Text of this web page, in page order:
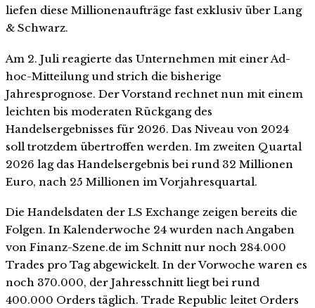
liefen diese Millionenaufträge fast exklusiv über Lang
& Schwarz.
Am 2. Juli reagierte das Unternehmen mit einer Ad-
hoc-Mitteilung und strich die bisherige
Jahresprognose. Der Vorstand rechnet nun mit einem
leichten bis moderaten Rückgang des
Handelsergebnisses für 2026. Das Niveau von 2024
soll trotzdem übertroffen werden. Im zweiten Quartal
2026 lag das Handelsergebnis bei rund 32 Millionen
Euro, nach 25 Millionen im Vorjahresquartal.
Die Handelsdaten der LS Exchange zeigen bereits die
Folgen. In Kalenderwoche 24 wurden nach Angaben
von Finanz-Szene.de im Schnitt nur noch 284.000
Trades pro Tag abgewickelt. In der Vorwoche waren es
noch 370.000, der Jahresschnitt liegt bei rund
400.000 Orders täglich. Trade Republic leitet Orders